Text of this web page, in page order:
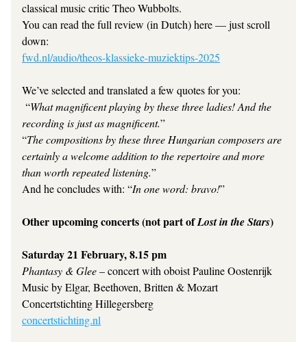
classical music critic Theo Wubbolts.
You can read the full review (in Dutch) here — just scroll
down:
fwd.nl/audio/theos-klassieke-muziektips-2025
We’ve selected and translated a few quotes for you:
“What magnificent playing by these three ladies! And the
recording is just as magnificent.”
“The compositions by these three Hungarian composers are
certainly a welcome addition to the repertoire and more
than worth repeated listening.”
And he concludes with: “In one word: bravo!”
Other upcoming concerts (not part of Lost in the Stars)
Saturday 21 February, 8.15 pm
Phantasy & Glee – concert with oboist Pauline Oostenrijk
Music by Elgar, Beethoven, Britten & Mozart
Concertstichting Hillegersberg
concertstichting.nl